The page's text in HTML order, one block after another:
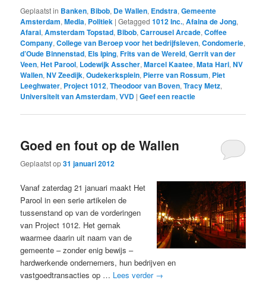
Geplaatst in Banken, Bibob, De Wallen, Endstra,Gemeente
Amsterdam,Media, Politiek |Getagged 1012 Inc.,Afaina de Jong,
Afarai,Amsterdam Topstad, Bibob,Carrousel Arcade,Coffee
Company,College van Beroep voor het bedrijfsleven,Condomerie,
d’Oude Binnenstad, Els Iping,Frits van de Wereld,Gerrit van der
Veen,Het Parool, Lodewijk Asscher,Marcel Kaatee,Mata Hari,NV
Wallen,NV Zeedijk,Oudekerksplein, Pierre van Rossum, Piet
Leeghwater, Project 1012,Theodoor van Boven,Tracy Metz,
Universiteit van Amsterdam,VVD |Geef een reactie
Goed en fout op de Wallen
Geplaatst op31 januari 2012
Vanaf zaterdag 21 januari maakt Het
Parool in een serie artikelen de
tussenstand op van de vorderingen
van Project 1012. Het gemak
waarmee daarin uit naam van de
gemeente – zonder enig bewijs –
hardwerkende ondernemers, hun bedrijven en
vastgoedtransacties op … Lees verder →